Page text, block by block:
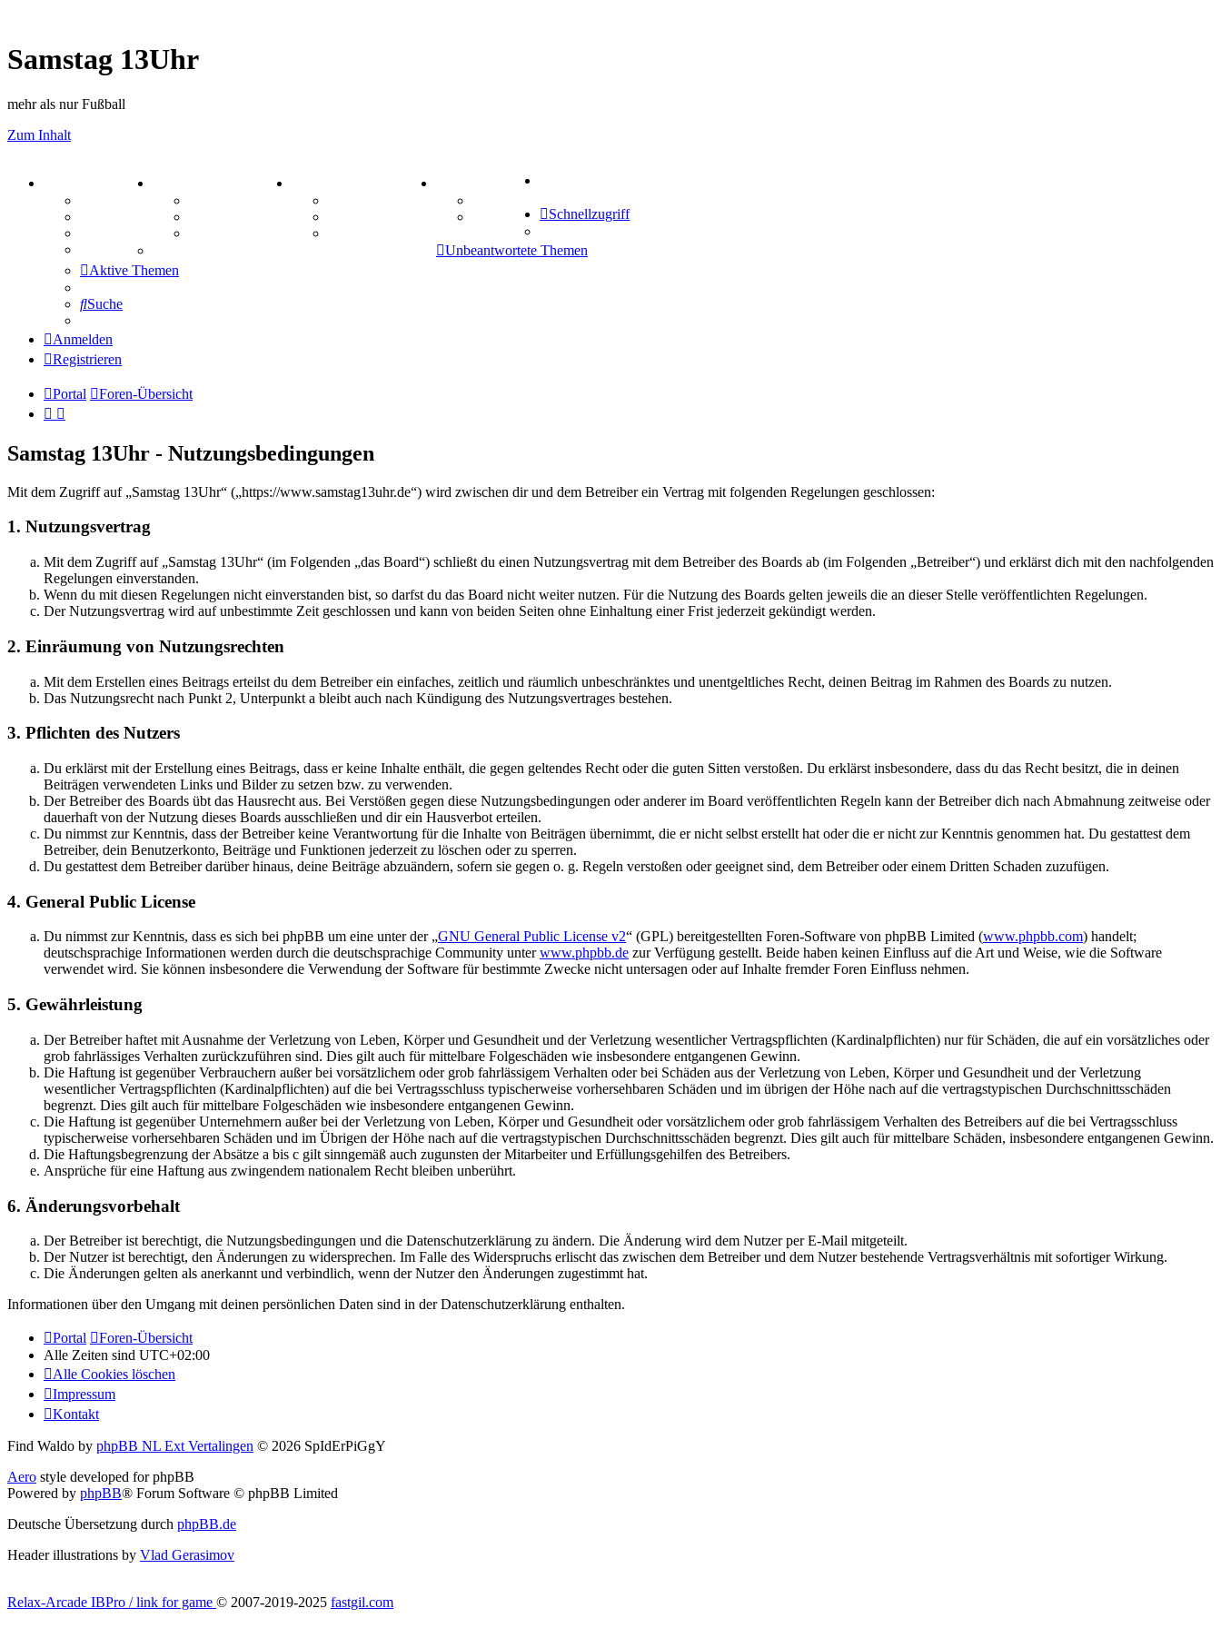
Samstag 13Uhr
mehr als nur Fußball
Zum Inhalt
Mastodon
Comunio
Schnellzugriff
Unbeantwortete Themen
Aktive Themen
Suche
Anmelden
Registrieren
Portal Foren-Übersicht
Samstag 13Uhr - Nutzungsbedingungen
Mit dem Zugriff auf „Samstag 13Uhr“ („https://www.samstag13uhr.de“) wird zwischen dir und dem Betreiber ein Vertrag mit folgenden Regelungen geschlossen:
1. Nutzungsvertrag
Mit dem Zugriff auf „Samstag 13Uhr“ (im Folgenden „das Board“) schließt du einen Nutzungsvertrag mit dem Betreiber des Boards ab (im Folgenden „Betreiber“) und erklärst dich mit den nachfolgenden
Regelungen einverstanden.
Wenn du mit diesen Regelungen nicht einverstanden bist, so darfst du das Board nicht weiter nutzen. Für die Nutzung des Boards gelten jeweils die an dieser Stelle veröffentlichten Regelungen.
Der Nutzungsvertrag wird auf unbestimmte Zeit geschlossen und kann von beiden Seiten ohne Einhaltung einer Frist jederzeit gekündigt werden.
2. Einräumung von Nutzungsrechten
Mit dem Erstellen eines Beitrags erteilst du dem Betreiber ein einfaches, zeitlich und räumlich unbeschränktes und unentgeltliches Recht, deinen Beitrag im Rahmen des Boards zu nutzen.
Das Nutzungsrecht nach Punkt 2, Unterpunkt a bleibt auch nach Kündigung des Nutzungsvertrages bestehen.
3. Pflichten des Nutzers
Du erklärst mit der Erstellung eines Beitrags, dass er keine Inhalte enthält, die gegen geltendes Recht oder die guten Sitten verstoßen. Du erklärst insbesondere, dass du das Recht besitzt, die in deinen
Beiträgen verwendeten Links und Bilder zu setzen bzw. zu verwenden.
Der Betreiber des Boards übt das Hausrecht aus. Bei Verstößen gegen diese Nutzungsbedingungen oder anderer im Board veröffentlichten Regeln kann der Betreiber dich nach Abmahnung zeitweise oder
dauerhaft von der Nutzung dieses Boards ausschließen und dir ein Hausverbot erteilen.
Du nimmst zur Kenntnis, dass der Betreiber keine Verantwortung für die Inhalte von Beiträgen übernimmt, die er nicht selbst erstellt hat oder die er nicht zur Kenntnis genommen hat. Du gestattest dem
Betreiber, dein Benutzerkonto, Beiträge und Funktionen jederzeit zu löschen oder zu sperren.
Du gestattest dem Betreiber darüber hinaus, deine Beiträge abzuändern, sofern sie gegen o. g. Regeln verstoßen oder geeignet sind, dem Betreiber oder einem Dritten Schaden zuzufügen.
4. General Public License
Du nimmst zur Kenntnis, dass es sich bei phpBB um eine unter der „GNU General Public License v2“ (GPL) bereitgestellten Foren-Software von phpBB Limited (www.phpbb.com) handelt;
deutschsprachige Informationen werden durch die deutschsprachige Community unterwww.phpbb.de zur Verfügung gestellt. Beide haben keinen Einfluss auf die Art und Weise, wie die Software
verwendet wird. Sie können insbesondere die Verwendung der Software für bestimmte Zwecke nicht untersagen oder auf Inhalte fremder Foren Einfluss nehmen.
5. Gewährleistung
Der Betreiber haftet mit Ausnahme der Verletzung von Leben, Körper und Gesundheit und der Verletzung wesentlicher Vertragspflichten (Kardinalpflichten) nur für Schäden, die auf ein vorsätzliches oder
grob fahrlässiges Verhalten zurückzuführen sind. Dies gilt auch für mittelbare Folgeschäden wie insbesondere entgangenen Gewinn.
Die Haftung ist gegenüber Verbrauchern außer bei vorsätzlichem oder grob fahrlässigem Verhalten oder bei Schäden aus der Verletzung von Leben, Körper und Gesundheit und der Verletzung
wesentlicher Vertragspflichten (Kardinalpflichten) auf die bei Vertragsschluss typischerweise vorhersehbaren Schäden und im übrigen der Höhe nach auf die vertragstypischen Durchschnittsschäden
begrenzt. Dies gilt auch für mittelbare Folgeschäden wie insbesondere entgangenen Gewinn.
Die Haftung ist gegenüber Unternehmern außer bei der Verletzung von Leben, Körper und Gesundheit oder vorsätzlichem oder grob fahrlässigem Verhalten des Betreibers auf die bei Vertragsschluss
typischerweise vorhersehbaren Schäden und im Übrigen der Höhe nach auf die vertragstypischen Durchschnittsschäden begrenzt. Dies gilt auch für mittelbare Schäden, insbesondere entgangenen Gewinn.
Die Haftungsbegrenzung der Absätze a bis c gilt sinngemäß auch zugunsten der Mitarbeiter und Erfüllungsgehilfen des Betreibers.
Ansprüche für eine Haftung aus zwingendem nationalem Recht bleiben unberührt.
6. Änderungsvorbehalt
Der Betreiber ist berechtigt, die Nutzungsbedingungen und die Datenschutzerklärung zu ändern. Die Änderung wird dem Nutzer per E-Mail mitgeteilt.
Der Nutzer ist berechtigt, den Änderungen zu widersprechen. Im Falle des Widerspruchs erlischt das zwischen dem Betreiber und dem Nutzer bestehende Vertragsverhältnis mit sofortiger Wirkung.
Die Änderungen gelten als anerkannt und verbindlich, wenn der Nutzer den Änderungen zugestimmt hat.
Informationen über den Umgang mit deinen persönlichen Daten sind in der Datenschutzerklärung enthalten.
Portal
Foren-Übersicht
Alle Zeiten sind UTC+02:00
Alle Cookies löschen
Impressum
Kontakt
Find Waldo by phpBB NL Ext Vertalingen © 2026 SpIdErPiGgY
Aero style developed for phpBB
Powered by phpBB® Forum Software © phpBB Limited
Deutsche Übersetzung durch phpBB.de
Header illustrations by Vlad Gerasimov
Relax-Arcade IBPro / link for game © 2007-2019-2025 fastgil.com